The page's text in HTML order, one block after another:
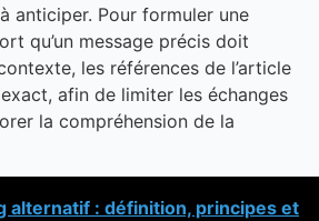
anticiper. Pour formuler une
qu’un message précis doit
les références de l’article
afin de limiter les échanges
la compréhension de la
alternatif : définition, principes et